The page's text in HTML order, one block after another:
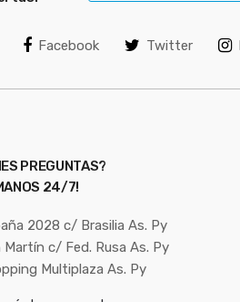
Facebook Twitter
PREGUNTAS?
24/7!
2028 c/ Brasilia As. Py
Martín c/ Fed. Rusa As. Py
Multiplaza As. Py